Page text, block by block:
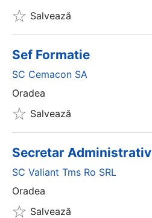
Salvează
Sef Formatie
SC Cemacon SA
Oradea
Salvează
Secretar Administrativ
SC Valiant Tms Ro SRL
Oradea
Salvează